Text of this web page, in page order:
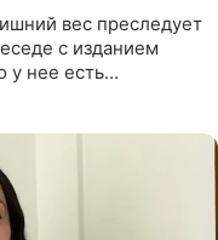
вес преследует
с изданием
у нее есть